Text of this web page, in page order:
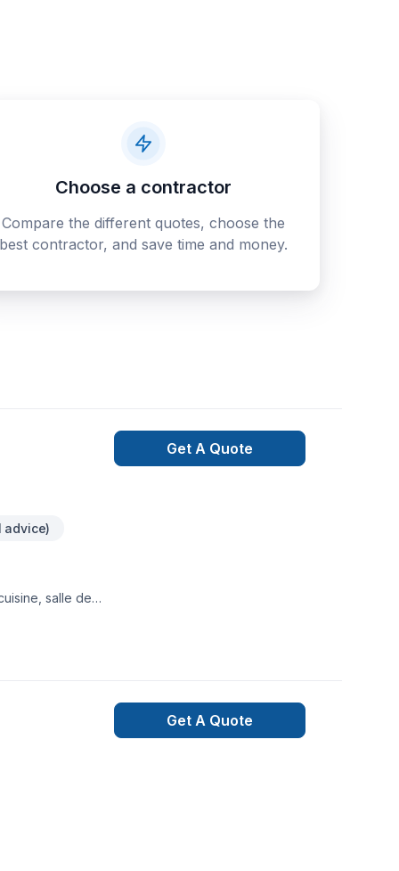
Choose a contractor
Compare the different quotes, choose the
best contractor, and save time and money.
advice)
Get A Quote
Get A Quote